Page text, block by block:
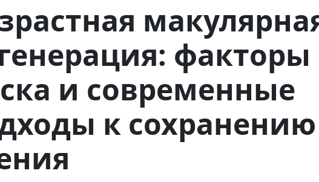
факторы
и современные
к сохранению